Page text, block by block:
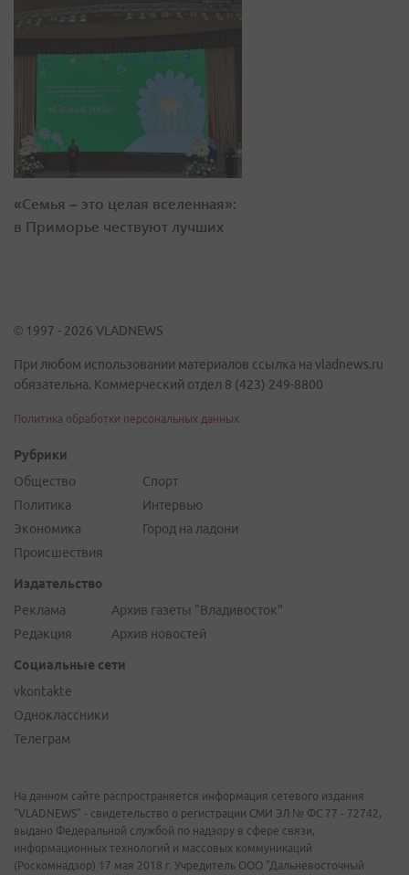
«Семья – это целая вселенная»:
в Приморье чествуют лучших
© 1997 - 2026 VLADNEWS
При любом использовании материалов ссылка на vladnews.ru
обязательна. Коммерческий отдел 8 (423) 249-8800
Политика обработки персональных данных
Рубрики
Общество
Политика
Экономика
Происшествия
Спорт
Интервью
Город на ладони
Издательство
Реклама
Редакция
Архив газеты "Владивосток"
Архив новостей
Социальные сети
vkontakte
Одноклассники
Телеграм
На данном сайте распространяется информация сетевого издания
"VLADNEWS" - свидетельство о регистрации СМИ ЭЛ № ФС 77 - 72742,
выдано Федеральной службой по надзору в сфере связи,
информационных технологий и массовых коммуникаций
(Роскомнадзор) 17 мая 2018 г. Учредитель ООО "Дальневосточный